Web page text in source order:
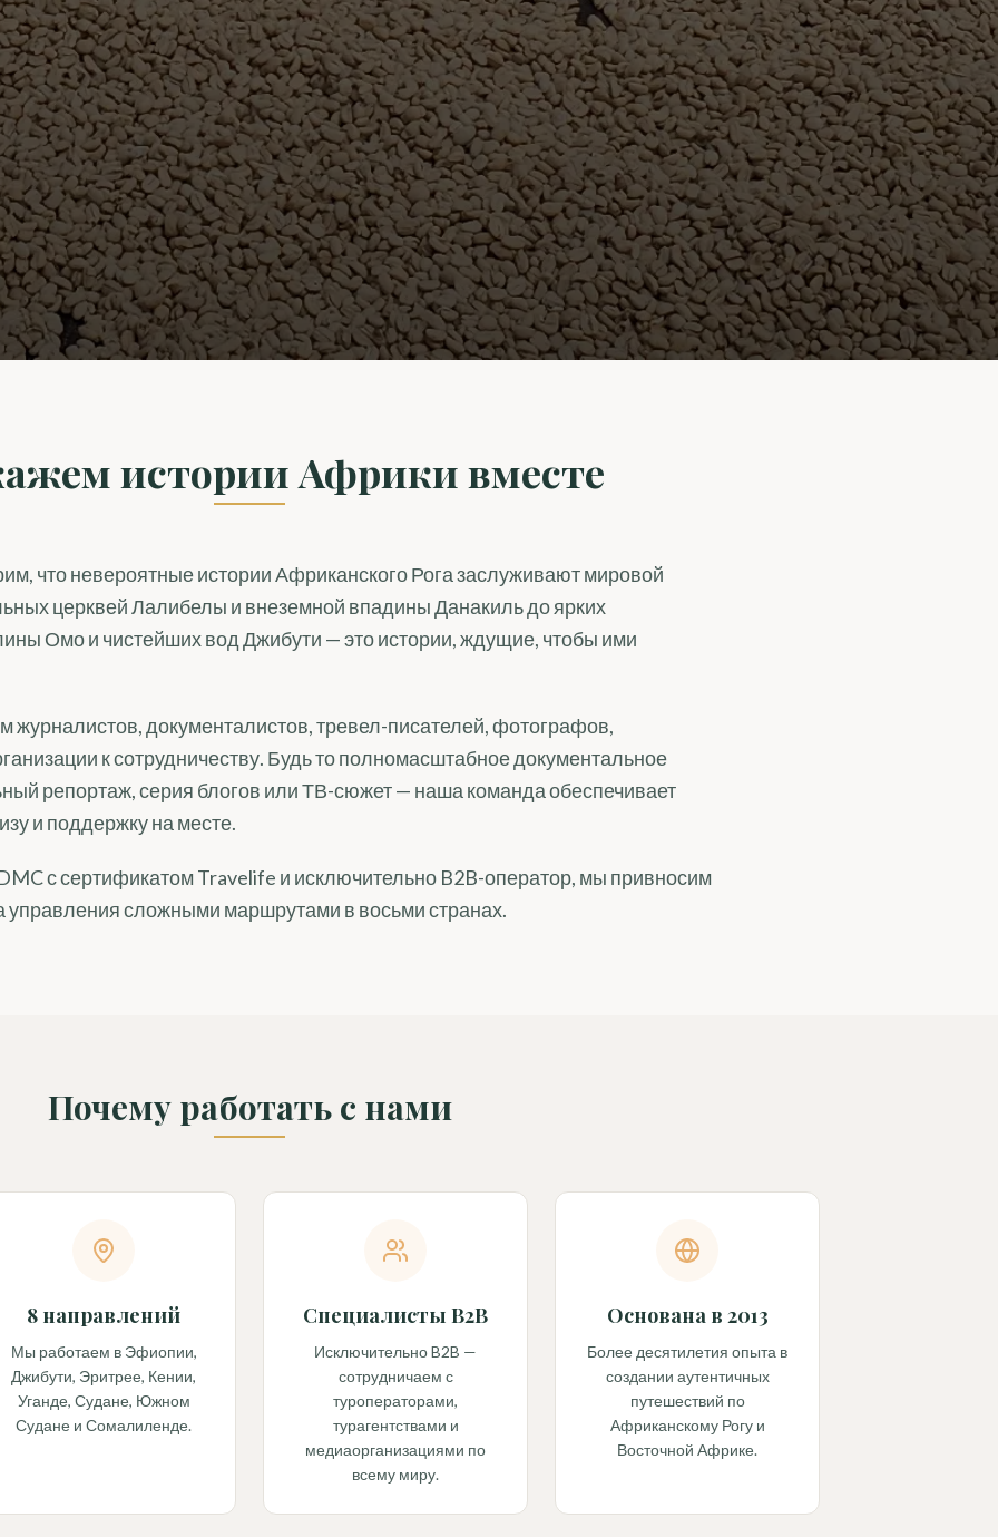
истории Африки вместе
что невероятные истории Африканского Рога заслуживают мировой
церквей Лалибелы и внеземной впадины Данакиль до ярких
Омо и чистейших вод Джибути — это истории, ждущие, чтобы ими
журналистов, документалистов, тревел-писателей, фотографов,
к сотрудничеству. Будь то полномасштабное документальное
репортаж, серия блогов или ТВ-сюжет — наша команда обеспечивает
и поддержку на месте.
с сертификатом Travelife и исключительно B2B-оператор, мы привносим
управления сложными маршрутами в восьми странах.
Почему работать с нами
8 направлений
Мы работаем в Эфиопии,
Джибути, Эритрее, Кении,
Уганде, Судане, Южном
Судане и Сомалиленде.
Специалисты B2B
Исключительно B2B —
сотрудничаем с
туроператорами,
турагентствами и
медиаорганизациями по
всему миру.
Основана в 2013
Более десятилетия опыта в
создании аутентичных
путешествий по
Африканскому Рогу и
Восточной Африке.